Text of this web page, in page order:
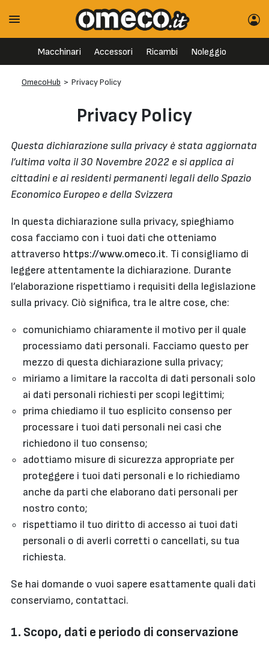
Macchinari Accessori Ricambi Noleggio
OmecoHub > Privacy Policy
Privacy Policy
Questa dichiarazione sulla privacy è stata aggiornata
l’ultima volta il 30 Novembre 2022 e si applica ai
cittadini e ai residenti permanenti legali dello Spazio
Economico Europeo e della Svizzera
In questa dichiarazione sulla privacy, spieghiamo
cosa facciamo con i tuoi dati che otteniamo
attraverso https://www.omeco.it. Ti consigliamo di
leggere attentamente la dichiarazione. Durante
l’elaborazione rispettiamo i requisiti della legislazione
sulla privacy. Ciò significa, tra le altre cose, che:
comunichiamo chiaramente il motivo per il quale
processiamo dati personali. Facciamo questo per
mezzo di questa dichiarazione sulla privacy;
miriamo a limitare la raccolta di dati personali solo
ai dati personali richiesti per scopi legittimi;
prima chiediamo il tuo esplicito consenso per
processare i tuoi dati personali nei casi che
richiedono il tuo consenso;
adottiamo misure di sicurezza appropriate per
proteggere i tuoi dati personali e lo richiediamo
anche da parti che elaborano dati personali per
nostro conto;
rispettiamo il tuo diritto di accesso ai tuoi dati
personali o di averli corretti o cancellati, su tua
richiesta.
Se hai domande o vuoi sapere esattamente quali dati
conserviamo, contattaci.
1. Scopo, dati e periodo di conservazione